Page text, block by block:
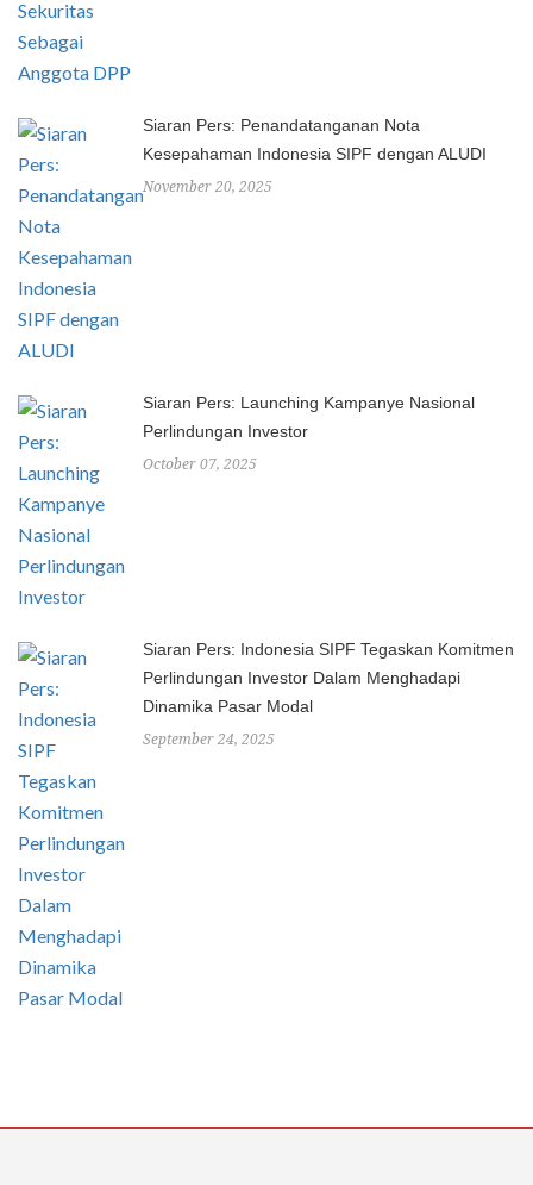
Siaran Pers: Penandatanganan Nota
Kesepahaman Indonesia SIPF dengan ALUDI
November 20, 2025
Siaran Pers: Launching Kampanye Nasional
Perlindungan Investor
October 07, 2025
Siaran Pers: Indonesia SIPF Tegaskan Komitmen
Perlindungan Investor Dalam Menghadapi
Dinamika Pasar Modal
September 24, 2025